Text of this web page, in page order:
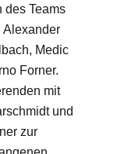
des Teams
Alexander
Medic
Forner.
mit
und
zur